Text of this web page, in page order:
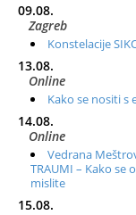
09.08.
Zagreb
Konstelacije
13.08.
Online
Kako se nositi s
14.08.
Online
Vedrana
TRAUMI – Kako se
mislite
15.08.